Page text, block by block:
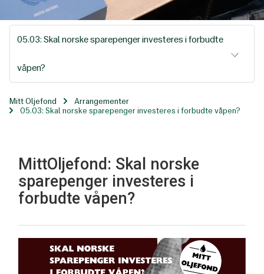
05.03: Skal norske sparepenger investeres i forbudte
våpen?
Mitt Oljefond
Arrangementer
05.03: Skal norske sparepenger investeres i forbudte våpen?